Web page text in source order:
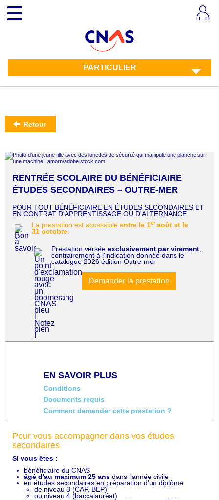
contenu
principal
Toggle
navigation
PARTICULIER
Retour
RENTRÉE SCOLAIRE DU BÉNÉFICIAIRE
ÉTUDES SECONDAIRES – OUTRE-MER
POUR TOUT BÉNÉFICIAIRE EN ÉTUDES SECONDAIRES ET
EN CONTRAT D'APPRENTISSAGE OU D'ALTERNANCE
La prestation est accessible entre le 1eraoût et le
31 octobre
Prestation versée exclusivement par virement
contrairement à l'indication donnée dans le
catalogue 2026 édition Outre-mer
Demander la prestation
EN SAVOIR PLUS
Conditions
Documents requis
Comment demander cette prestation ?
Pour vous accompagner dans vos études
secondaires
Si vous êtes :
bénéficiaire du CNAS
âgé d'au maximum 25 ans dans l'année civile
en études secondaires en préparation d’un diplôme
de niveau 3 (CAP, BEP)
ou niveau 4 (baccalauréat)